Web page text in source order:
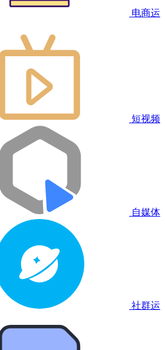
电商运
短视频
自媒体
社群运